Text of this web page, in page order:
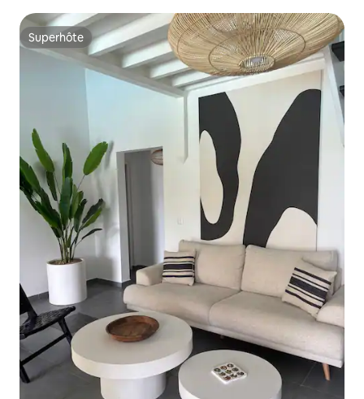
Superhôte
Superhôte